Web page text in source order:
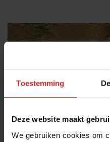
Toestemming
Deze website maakt
We gebruiken cookies om